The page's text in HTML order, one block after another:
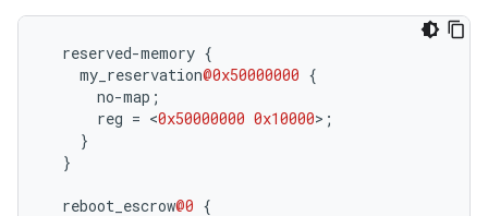
reserved-memory {
my_reservation@0x50000000 {
no-map ;
reg = <0x50000000 0x10000> ;
}
}
reboot_escrow@0 {